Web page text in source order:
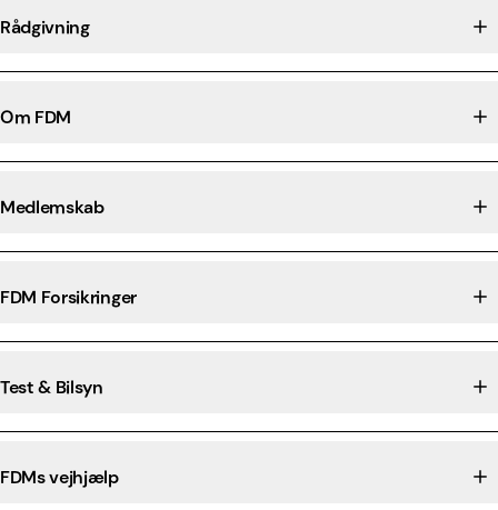
Rådgivning
Om FDM
Medlemskab
FDM Forsikringer
Test & Bilsyn
FDMs vejhjælp